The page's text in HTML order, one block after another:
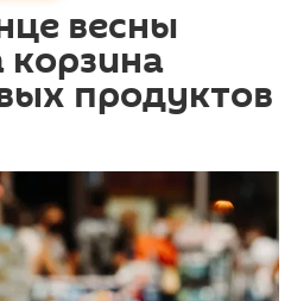
весны
продуктов